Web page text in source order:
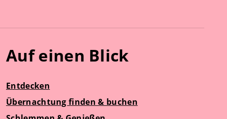
Auf einen Blick
Entdecken
Übernachtung finden & buchen